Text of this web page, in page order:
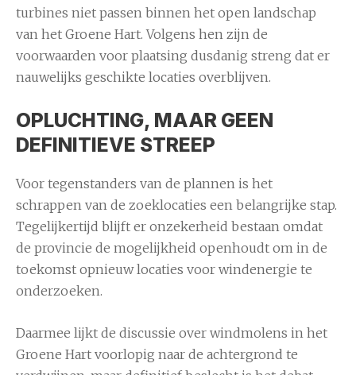
turbines niet passen binnen het open landschap
van het Groene Hart. Volgens hen zijn de
voorwaarden voor plaatsing dusdanig streng dat er
nauwelijks geschikte locaties overblijven.
OPLUCHTING, MAAR GEEN
DEFINITIEVE STREEP
Voor tegenstanders van de plannen is het
schrappen van de zoeklocaties een belangrijke stap.
Tegelijkertijd blijft er onzekerheid bestaan omdat
de provincie de mogelijkheid openhoudt om in de
toekomst opnieuw locaties voor windenergie te
onderzoeken.
Daarmee lijkt de discussie over windmolens in het
Groene Hart voorlopig naar de achtergrond te